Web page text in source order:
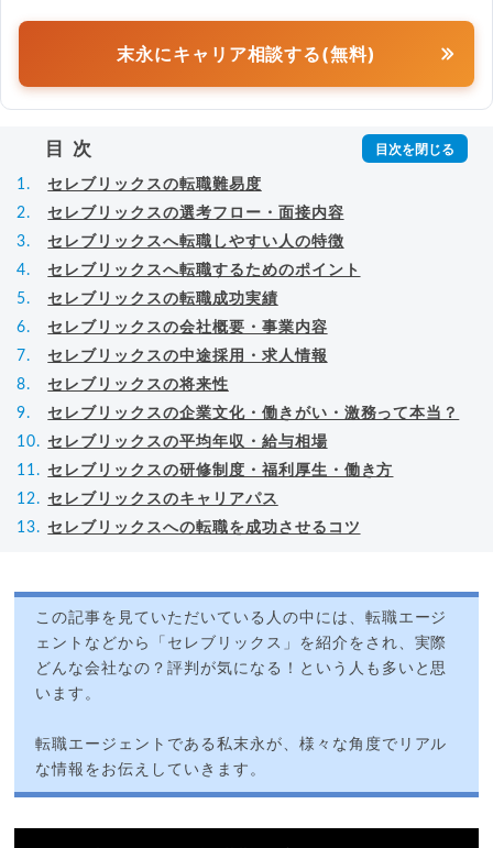
末永にキャリア相談する(無料)
目次
セレブリックスの転職難易度
セレブリックスの選考フロー・面接内容
セレブリックスへ転職しやすい人の特徴
セレブリックスへ転職するためのポイント
セレブリックスの転職成功実績
セレブリックスの会社概要・事業内容
セレブリックスの中途採用・求人情報
セレブリックスの将来性
セレブリックスの企業文化・働きがい・激務って本当？
セレブリックスの平均年収・給与相場
セレブリックスの研修制度・福利厚生・働き方
セレブリックスのキャリアパス
セレブリックスへの転職を成功させるコツ
この記事を見ていただいている人の中には、転職エージ
ェントなどから「セレブリックス」を紹介をされ、実際
どんな会社なの？評判が気になる！という人も多いと思
います。
転職エージェントである私末永が、様々な角度でリアル
な情報をお伝えしていきます。